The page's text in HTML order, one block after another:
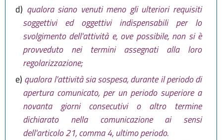
d) qualora siano venuti meno gli ulteriori requisiti
soggettivi ed oggettivi indispensabili per lo
svolgimento dell'attività e, ove possibile, non si è
provveduto nei termini assegnati alla loro
regolarizzazione;
e) qualora l'attività sia sospesa, durante il periodo di
apertura comunicato, per un periodo superiore a
novanta giorni consecutivi o altro termine
dichiarato nella comunicazione ai sensi
dell'articolo 21, comma 4, ultimo periodo.